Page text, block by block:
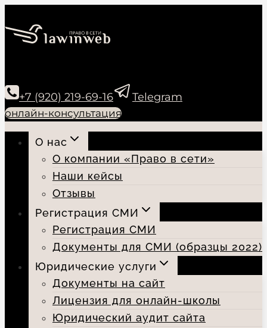
к
содержимому
+7 (920) 219-69-16 Telegram
онлайн-консультация
О нас
О компании «Право в сети»
Наши кейсы
Отзывы
Регистрация СМИ
Регистрация СМИ
Документы для СМИ (образцы 2022)
Юридические услуги
Документы на сайт
Лицензия для онлайн-школы
Юридический аудит сайта